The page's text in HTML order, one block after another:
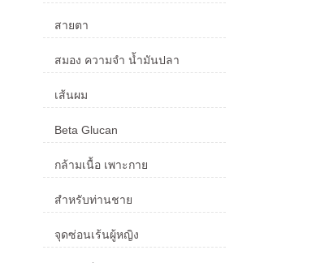
สายตา
สมอง ความจำ น้ำมันปลา
เส้นผม
Beta Glucan
กล้ามเนื้อ เพาะกาย
สำหรับท่านชาย
จุดซ่อนเร้นผู้หญิง